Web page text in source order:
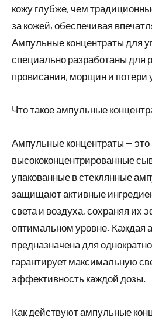
кожу глубже, чем
за кожей, обеспечивая
Ампульные концентраты для
специально разработаны для
провисания, морщин и потери
Что такое ампульные
Ампульные концентраты — это
высококонцентрированные
упакованные в стеклянные
защищают активные
света и воздуха, сохраняя их
оптимальном уровне. Каждая
предназначена для
гарантирует максимальную
эффективность каждой дозы.
Как действуют ампульные